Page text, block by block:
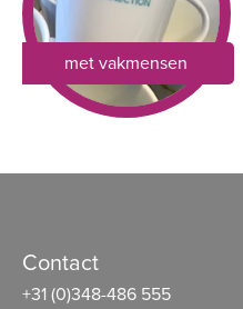
met vakmensen
Contact
+31 (0)348-486 555